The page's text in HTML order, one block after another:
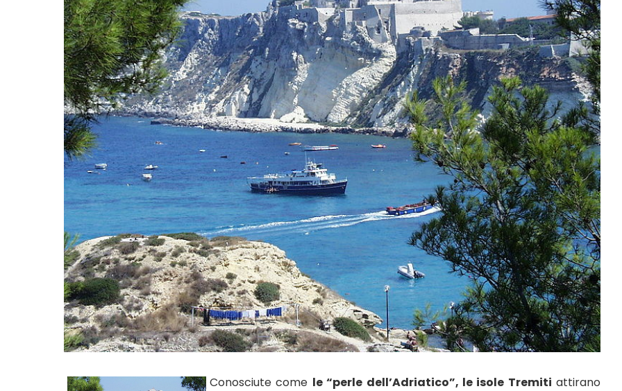
Conosciute come le “perle dell’Adriatico”, le isole Tremiti attirano